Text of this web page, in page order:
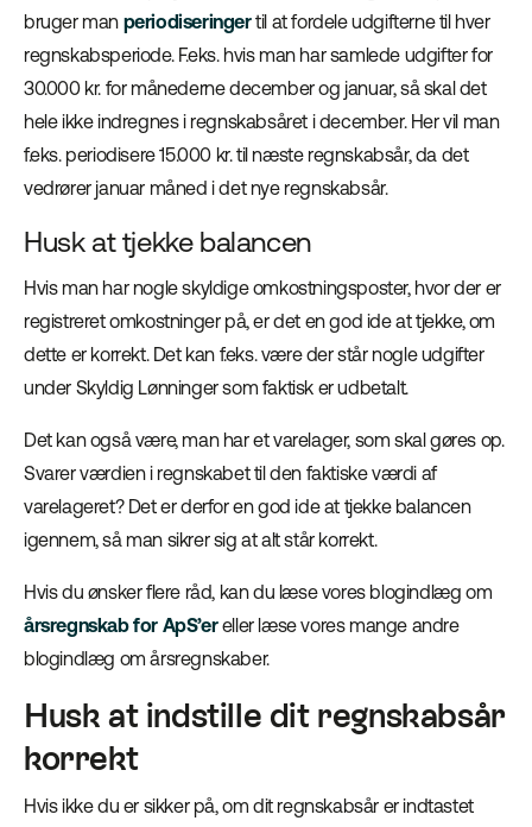
bruger man periodiseringertil at fordele udgifterne til hver
regnskabsperiode. F.eks. hvis man har samlede udgifter for
30.000 kr. for månederne december og januar, så skal det
hele ikke indregnes i regnskabsåret i december. Her vil man
f.eks. periodisere 15.000 kr. til næste regnskabsår, da det
vedrører januar måned i det nye regnskabsår.
Husk at tjekke balancen
Hvis man har nogle skyldige omkostningsposter, hvor der er
registreret omkostninger på, er det en god ide at tjekke, om
dette er korrekt. Det kan f.eks. være der står nogle udgifter
under Skyldig Lønninger som faktisk er udbetalt.
Det kan også være, man har et varelager, som skal gøres op.
Svarer værdien i regnskabet til den faktiske værdi af
varelageret? Det er derfor en god ide at tjekke balancen
igennem, så man sikrer sig at alt står korrekt.
Hvis du ønsker flere råd, kan du læse vores blogindlæg om
årsregnskab for ApS’ereller læse vores mange andre
blogindlæg om årsregnskaber.
Husk at indstille dit regnskabsår
korrekt
Hvis ikke du er sikker på, om dit regnskabsår er indtastet